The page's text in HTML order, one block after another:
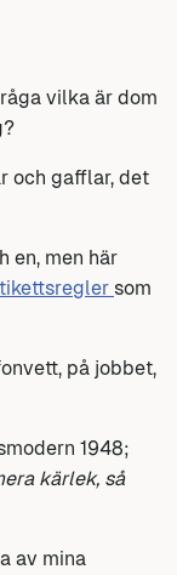
vilka är dom
och gafflar, det
en, men här
som
på jobbet,
1948;
kärlek, så
av mina